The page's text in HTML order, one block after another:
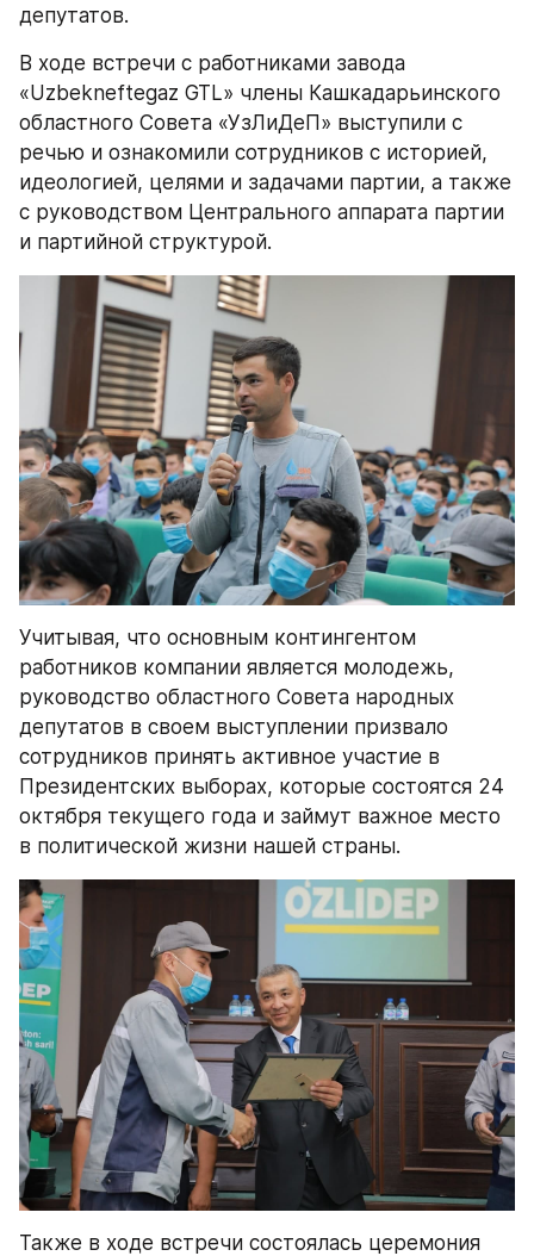
депутатов.
В ходе встречи с работниками завода
«Uzbekneftegaz GTL» члены Кашкадарьинского
областного Совета «УзЛиДеП» выступили с
речью и ознакомили сотрудников с историей,
идеологией, целями и задачами партии, а также
с руководством Центрального аппарата партии
и партийной структурой.
Учитывая, что основным контингентом
работников компании является молодежь,
руководство областного Совета народных
депутатов в своем выступлении призвало
сотрудников принять активное участие в
Президентских выборах, которые состоятся 24
октября текущего года и займут важное место
в политической жизни нашей страны.
Также в ходе встречи состоялась церемония